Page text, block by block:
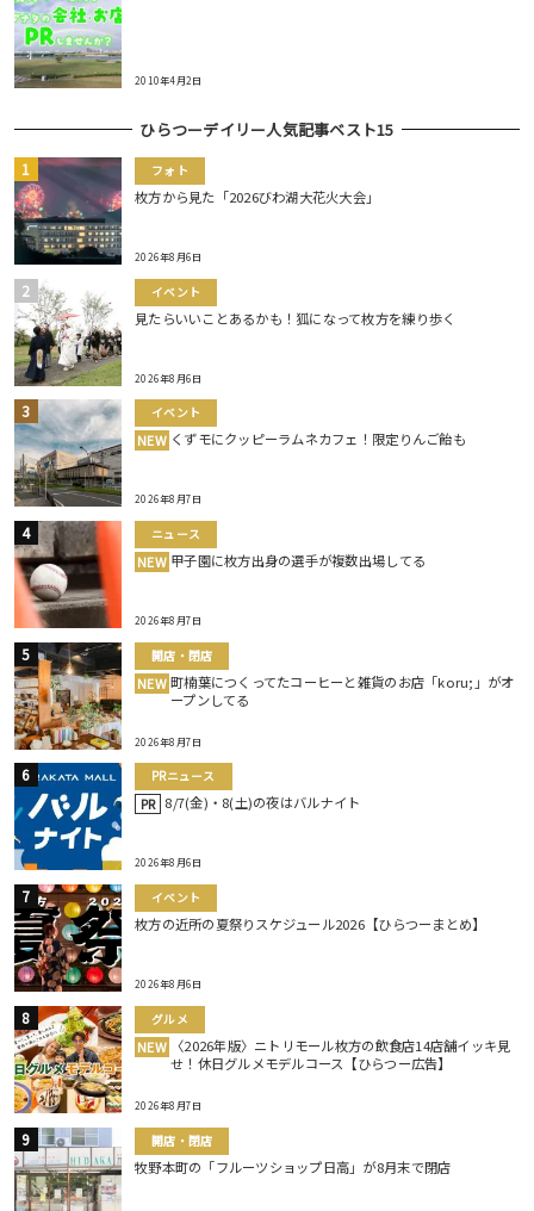
2010年4月2日
ひらつーデイリー人気記事ベスト15
フォト
枚方から見た「2026びわ湖大花火大会」
2026年8月6日
イベント
見たらいいことあるかも！狐になって枚方を練り歩く
2026年8月6日
イベント
NEW くずモにクッピーラムネカフェ！限定りんご飴も
2026年8月7日
ニュース
NEW 甲子園に枚方出身の選手が複数出場してる
2026年8月7日
開店・閉店
NEW 町楠葉につくってたコーヒーと雑貨のお店「koru;」がオ
ープンしてる
2026年8月7日
PRニュース
PR 8/7(金)・8(土)の夜はバルナイト
2026年8月6日
イベント
枚方の近所の夏祭りスケジュール2026【ひらつーまとめ】
2026年8月6日
グルメ
NEW 〈2026年版〉ニトリモール枚方の飲食店14店舗イッキ見
せ！休日グルメモデルコース【ひらつー広告】
2026年8月7日
開店・閉店
牧野本町の「フルーツショップ日高」が8月末で閉店